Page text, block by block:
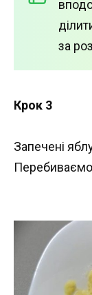
за
Крок 3
Запечені